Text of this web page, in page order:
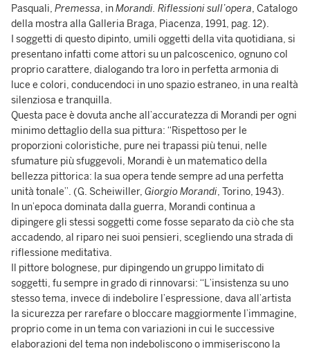
Pasquali, Premessa, inMorandi. Riflessioni sull’opera, Catalogo
della mostra alla Galleria Braga, Piacenza, 1991, pag. 12).
I soggetti di questo dipinto, umili oggetti della vita quotidiana, si
presentano infatti come attori su un palcoscenico, ognuno col
proprio carattere, dialogando tra loro in perfetta armonia di
luce e colori, conducendoci in uno spazio estraneo, in una realtà
silenziosa e tranquilla.
Questa pace è dovuta anche all’accuratezza di Morandi per ogni
minimo dettaglio della sua pittura: “Rispettoso per le
proporzioni coloristiche, pure nei trapassi più tenui, nelle
sfumature più sfuggevoli, Morandi è un matematico della
bellezza pittorica: la sua opera tende sempre ad una perfetta
unità tonale”. (G. Scheiwiller, Giorgio Morandi, Torino, 1943).
In un’epoca dominata dalla guerra, Morandi continua a
dipingere gli stessi soggetti come fosse separato da ciò che sta
accadendo, al riparo nei suoi pensieri, scegliendo una strada di
riflessione meditativa.
Il pittore bolognese, pur dipingendo un gruppo limitato di
soggetti, fu sempre in grado di rinnovarsi: “L’insistenza su uno
stesso tema, invece di indebolire l’espressione, dava all’artista
la sicurezza per rarefare o bloccare maggiormente l’immagine,
proprio come in un tema con variazioni in cui le successive
elaborazioni del tema non indeboliscono o immiseriscono la